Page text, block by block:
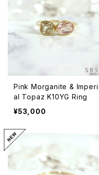
Pink Morganite & Imperi
al Topaz K10YG Ring
¥53,000